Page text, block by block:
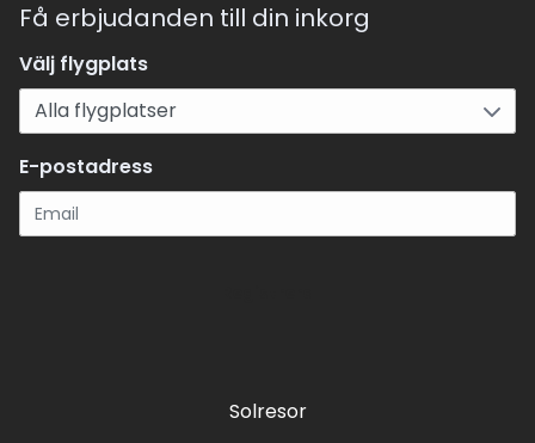
Få erbjudanden till din inkorg
Välj flygplats
E-postadress
Solresor